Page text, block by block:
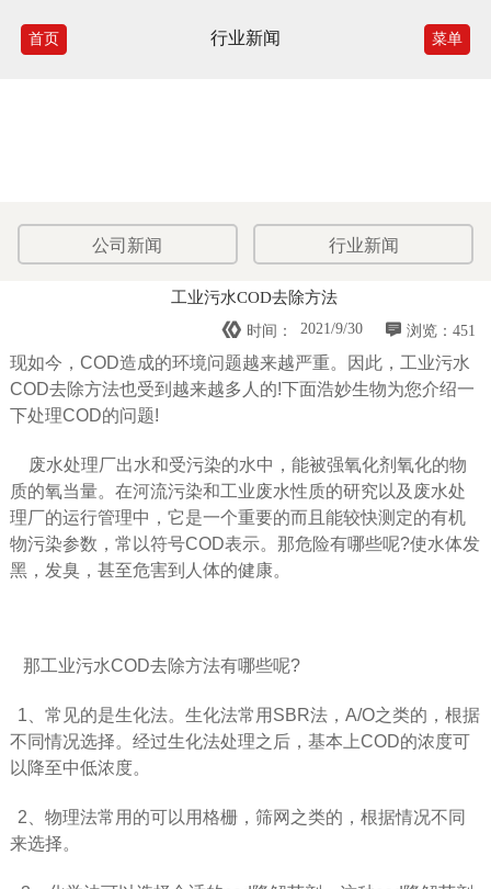
首页 行业新闻 菜单
公司新闻 行业新闻
工业污水COD去除方法
 浏览：451
 时间： 2021/9/30
现如今，COD造成的环境问题越来越严重。因此，工业污水
COD去除方法也受到越来越多人的!下面浩妙生物为您介绍一
下处理COD的问题!
废水处理厂出水和受污染的水中，能被强氧化剂氧化的物
质的氧当量。在河流污染和工业废水性质的研究以及废水处
理厂的运行管理中，它是一个重要的而且能较快测定的有机
物污染参数，常以符号COD表示。那危险有哪些呢?使水体发
黑，发臭，甚至危害到人体的健康。
那工业污水COD去除方法有哪些呢?
1、常见的是生化法。生化法常用SBR法，A/O之类的，根据
不同情况选择。经过生化法处理之后，基本上COD的浓度可
以降至中低浓度。
2、物理法常用的可以用格栅，筛网之类的，根据情况不同
来选择。